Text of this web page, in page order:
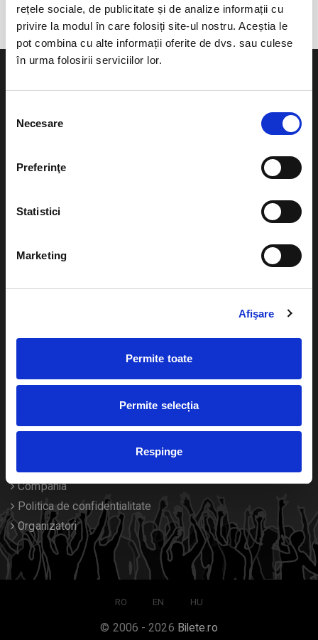
rețele sociale, de publicitate și de analize informații cu
privire la modul în care folosiți site-ul nostru. Aceștia le
pot combina cu alte informații oferite de dvs. sau culese
în urma folosirii serviciilor lor.
consimțământului
Necesare
Preferinţe
Statistici
Marketing
Afişare
Permite toate
Permite selecția
Respinge
Evenimente
Teatru
festivaluri
Diverse
Despre noi
Contact
Compania
Politica de confidentialitate
Organizatori
RO EN HU
© 2006 - 2026 Bilete.ro